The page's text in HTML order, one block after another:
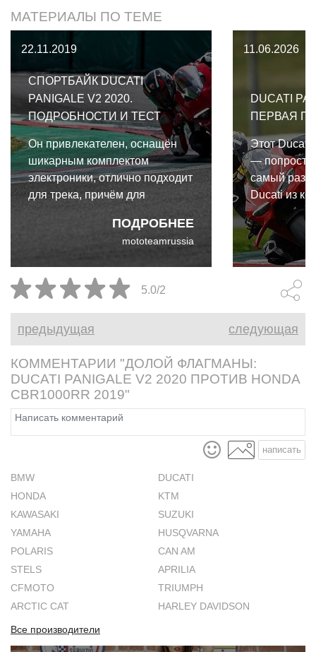
МАТЕРИАЛЫ ПО ТЕМЕ
22.11.2019
СПОРТБАЙК DUCATI
PANIGALE V2 2020.
ПОДРОБНОСТИ И ТЕСТ
ПОДРОБНЕЕ
Он привлекателен, оснащён
шикарным комплектом
электроники, отлично подходит
для трека, причём для
продвинутых и среднего
уровня. Но всё упирается вот
спортбайка Ducati Panigale V2
2020
mototeamrussia
11.06.2026
DUCATI
ПЕРВАЯ
Этот Ducati
—
самый
Ducati из
созданных.
уважения
самую
своими
теми, что
5.0/2
предыдущая следующая
КОММЕНТАРИИ "ДОЛОЙ ФЛАГМАНЫ:
DUCATI PANIGALE V2 2020 ПРОТИВ HONDA
CBR1000RR 2019"
написать
BMW
DUCATI
HONDA
KTM
KAWASAKI
SUZUKI
YAMAHA
HUSQVARNA
POLARIS
CAN AM
STELS
APRILIA
CFMOTO
TRIUMPH
ARCTIC CAT
HARLEY DAVIDSON
Все производители